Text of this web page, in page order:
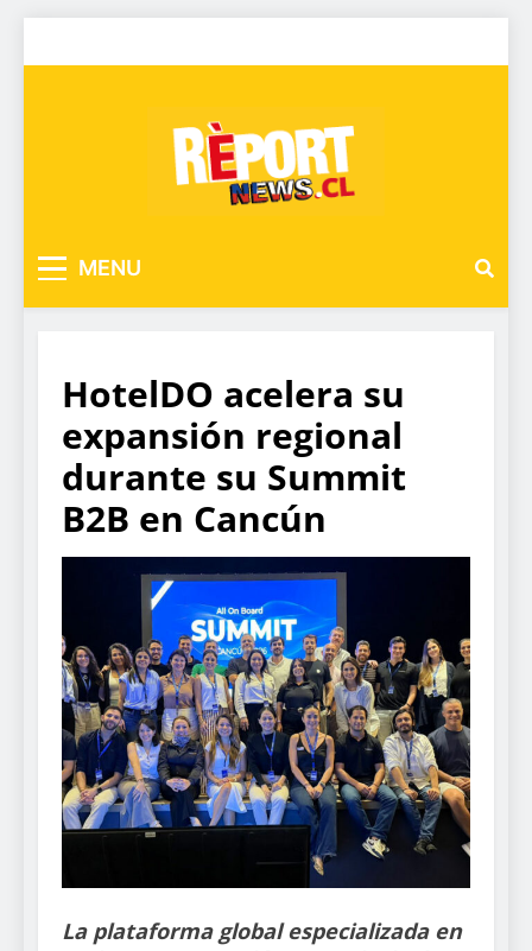
MENU
HotelDO acelera su
expansión regional
durante su Summit
B2B en Cancún
La plataforma global especializada en